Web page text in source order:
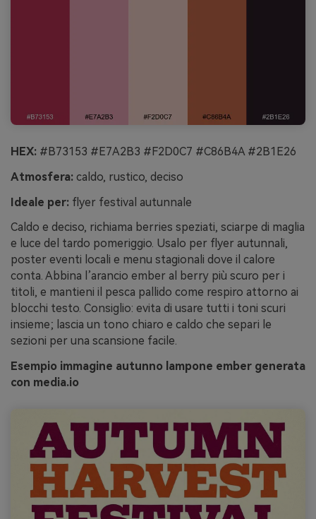
HEX: #B73153 #E7A2B3 #F2D0C7 #C86B4A #2B1E26
Atmosfera: caldo, rustico, deciso
Ideale per: flyer festival autunnale
Caldo e deciso, richiama berries speziati, sciarpe di maglia
e luce del tardo pomeriggio. Usalo per flyer autunnali,
poster eventi locali e menu stagionali dove il calore
conta. Abbina l’arancio ember al berry più scuro per i
titoli, e mantieni il pesca pallido come respiro attorno ai
blocchi testo. Consiglio: evita di usare tutti i toni scuri
insieme; lascia un tono chiaro e caldo che separi le
sezioni per una scansione facile.
Esempio immagine autunno lampone ember generata
con media.io